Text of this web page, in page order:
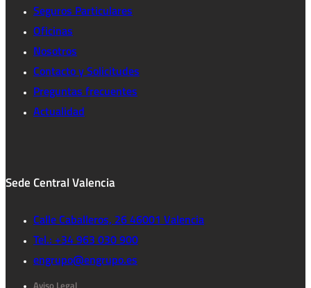
Seguros Particulares
Oficinas
Nosotros
Contacto y Solicitudes
Preguntas frecuentes
Actualidad
Sede Central Valencia
Calle Caballeros, 26 46001 Valencia
Tel.: +34 963 030 900
engrupo@engrupo.es
Aviso Legal